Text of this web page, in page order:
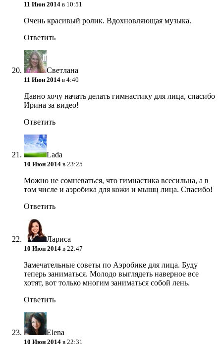
11 Июн 2014 в 10:51
Очень красивый ролик. Вдохновляющая музыка.
Ответить
Светлана
11 Июн 2014 в 4:40
Давно хочу начать делать гимнастику для лица, спасибо
Ирина за видео!
Ответить
Lada
10 Июн 2014 в 23:25
Можно не сомневаться, что гимнастика всесильна, а в
том числе и аэробика для кожи и мышц лица. Спасибо!
Ответить
Лариса
10 Июн 2014 в 22:47
Замечательные советы по Аэробике для лица. Буду
теперь заниматься. Молодо выглядеть наверное все
хотят, вот только многим заниматься собой лень.
Ответить
Elena
10 Июн 2014 в 22:31